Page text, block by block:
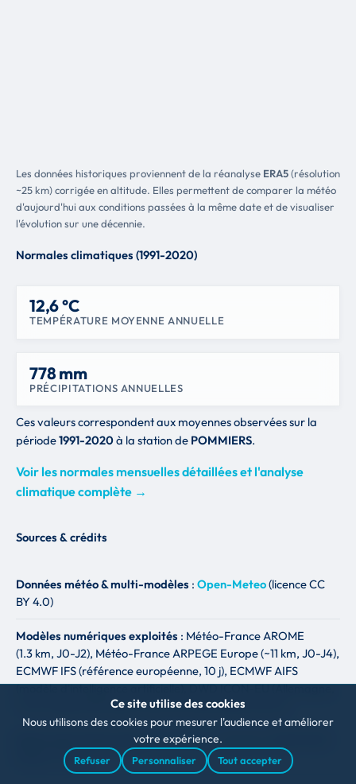
Les données historiques proviennent de la réanalyse ERA5(résolution
~25 km) corrigée en altitude. Elles permettent de comparer la météo
d'aujourd'hui aux conditions passées à la même date et de visualiser
l'évolution sur une décennie.
Normales climatiques (1991-2020)
12,6 °C
TEMPÉRATURE MOYENNE ANNUELLE
778 mm
PRÉCIPITATIONS ANNUELLES
Ces valeurs correspondent aux moyennes observées sur la
période1991-2020à la station de POMMIERS.
Voir les normales mensuelles détaillées et l'analyse
climatique complète →
Sources & crédits
Données météo & multi-modèles : Open-Meteo(licence CC
BY 4.0)
Modèles numériques exploités : Météo-France AROME
(1.3 km, J0-J2), Météo-France ARPEGE Europe (~11 km, J0-J4),
ECMWF IFS (référence européenne, 10 j), ECMWF AIFS
(modèle d'intelligence artificielle), DWD ICON-EU (Allemagne,
7 km), NOAA GFS (USA, 13 km), UK Met Office (10 km).
Radar pluie temps réel:RainViewer— sources : EUMETNET,
Météo-France
Ce site utilise des cookies
Nous utilisons des cookies pour mesurer l'audience et améliorer
votre expérience.
Refuser Personnaliser Tout accepter